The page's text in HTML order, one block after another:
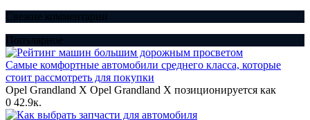
Свежие комментарии
Популярное
Самые комфортные автомобили среднего класса, которые
стоит рассмотреть для покупки
Opel Grandland X Opel Grandland X позиционируется как
0 42.9к.